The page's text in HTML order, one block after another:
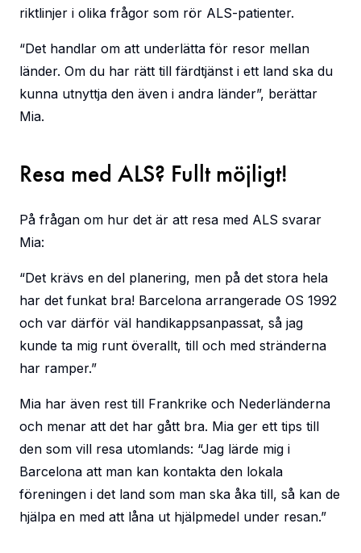
riktlinjer i olika frågor som rör ALS-patienter.
“Det handlar om att underlätta för resor mellan
länder. Om du har rätt till färdtjänst i ett land ska du
kunna utnyttja den även i andra länder”, berättar
Mia.
Resa med ALS? Fullt möjligt!
På frågan om hur det är att resa med ALS svarar
Mia:
“Det krävs en del planering, men på det stora hela
har det funkat bra! Barcelona arrangerade OS 1992
och var därför väl handikappsanpassat, så jag
kunde ta mig runt överallt, till och med stränderna
har ramper.”
Mia har även rest till Frankrike och Nederländerna
och menar att det har gått bra. Mia ger ett tips till
den som vill resa utomlands: “Jag lärde mig i
Barcelona att man kan kontakta den lokala
föreningen i det land som man ska åka till, så kan de
hjälpa en med att låna ut hjälpmedel under resan.”